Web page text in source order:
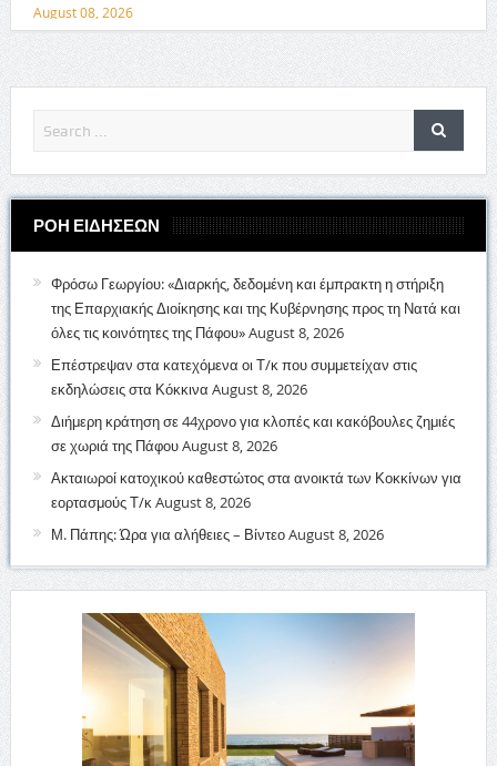
August 08, 2026
ΡΟΗ ΕΙΔΗΣΕΩΝ
Φρόσω Γεωργίου: «Διαρκής, δεδομένη και έμπρακτη η στήριξη
της Επαρχιακής Διοίκησης και της Κυβέρνησης προς τη Νατά και
όλες τις κοινότητες της Πάφου»August 8, 2026
Επέστρεψαν στα κατεχόμενα οι Τ/κ που συμμετείχαν στις
εκδηλώσεις στα Κόκκινα August 8, 2026
Διήμερη κράτηση σε 44χρονο για κλοπές και κακόβουλες ζημιές
σε χωριά της ΠάφουAugust 8, 2026
Ακταιωροί κατοχικού καθεστώτος στα ανοικτά των Κοκκίνων για
εορτασμούς Τ/κAugust 8, 2026
Μ. Πάπης: Ώρα για αλήθειες – ΒίντεοAugust 8, 2026